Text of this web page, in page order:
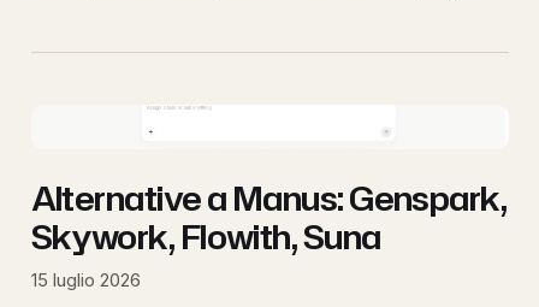
Alternative a Manus: Genspark,
Skywork, Flowith, Suna
15 luglio 2026